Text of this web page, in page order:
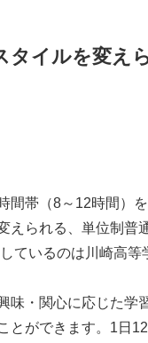
タイルを変
間帯（8～12時間）
られる、単位制普
ているのは川崎高
味・関心に応じた学
ができます。1日